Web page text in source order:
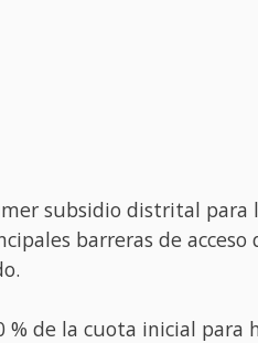
subsidio distrital para
barreras de
de la cuota inicial para